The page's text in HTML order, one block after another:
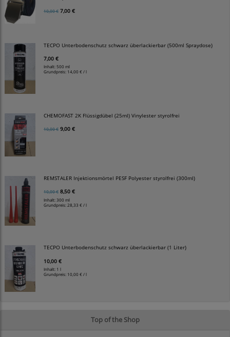
10,00 € 7,00 €
TECPO Unterbodenschutz schwarz überlackierbar (500ml Spraydose)
7,00 €
Inhalt: 500 ml
Grundpreis: 14,00 € / l
CHEMOFAST 2K Flüssigdübel (25ml) Vinylester styrolfrei
10,00 € 9,00 €
REMSTALER Injektionsmörtel PESF Polyester styrolfrei (300ml)
10,00 € 8,50 €
Inhalt: 300 ml
Grundpreis: 28,33 € / l
TECPO Unterbodenschutz schwarz überlackierbar (1 Liter)
10,00 €
Inhalt: 1 l
Grundpreis: 10,00 € / l
Top of the Shop